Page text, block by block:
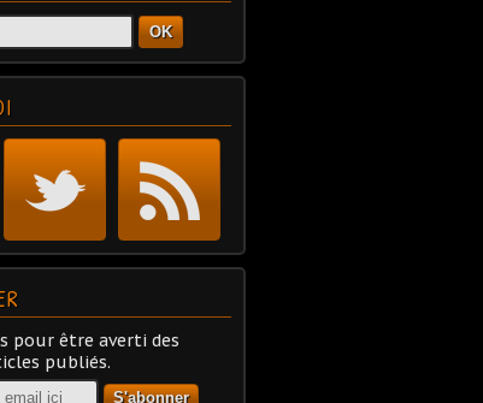
OK
pour être averti des
publiés.